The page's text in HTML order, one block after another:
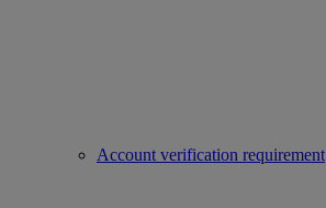
Account verification requirement